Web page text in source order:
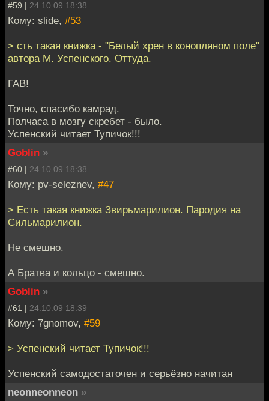
#59 | 24.10.09 18:38
Кому: slide, #53
> сть такая книжка - "Белый хрен в конопляном поле"
автора М. Успенского. Оттуда.
ГАВ!
Точно, спасибо камрад.
Полчаса в мозгу скребет - было.
Успенский читает Тупичок!!!
Goblin »
#60 | 24.10.09 18:38
Кому: pv-seleznev, #47
> Есть такая книжка Звирьмарилион. Пародия на
Сильмарилион.
Не смешно.
А Братва и кольцо - смешно.
Goblin »
#61 | 24.10.09 18:39
Кому: 7gnomov, #59
> Успенский читает Тупичок!!!
Успенский самодостаточен и серьёзно начитан
neonneonneon »